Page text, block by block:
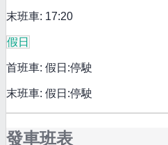
末班車: 17:20
假日
首班車: 假日:停駛
末班車: 假日:停駛
發車班表